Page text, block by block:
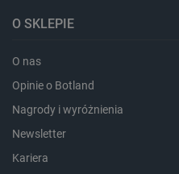
O SKLEPIE
O nas
Opinie o Botland
Nagrody i wyróżnienia
Newsletter
Kariera
critData